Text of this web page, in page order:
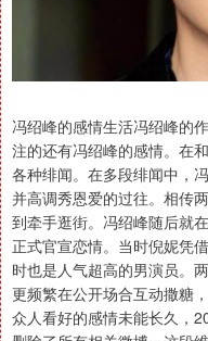
冯绍峰的感情生活冯绍峰的
注的还有冯绍峰的感情。在
各种绯闻。在多段绯闻中，
并高调秀恩爱的过往。相传
到牵手逛街。冯绍峰随后就
正式官宣恋情。当时倪妮凭
时也是人气超高的男演员。
更频繁在公开场合互动撒糖
众人看好的感情未能长久，